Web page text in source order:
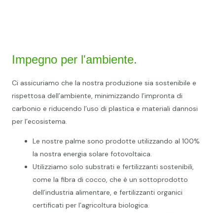
Impegno per l'ambiente.
Ci assicuriamo che la nostra produzione sia sostenibile e
rispettosa dell’ambiente, minimizzando l’impronta di
carbonio e riducendo l’uso di plastica e materiali dannosi
per l’ecosistema.
Le nostre palme sono prodotte utilizzando al 100%
la nostra energia solare fotovoltaica.
Utilizziamo solo substrati e fertilizzanti sostenibili,
come la fibra di cocco, che è un sottoprodotto
dell’industria alimentare, e fertilizzanti organici
certificati per l’agricoltura biologica.